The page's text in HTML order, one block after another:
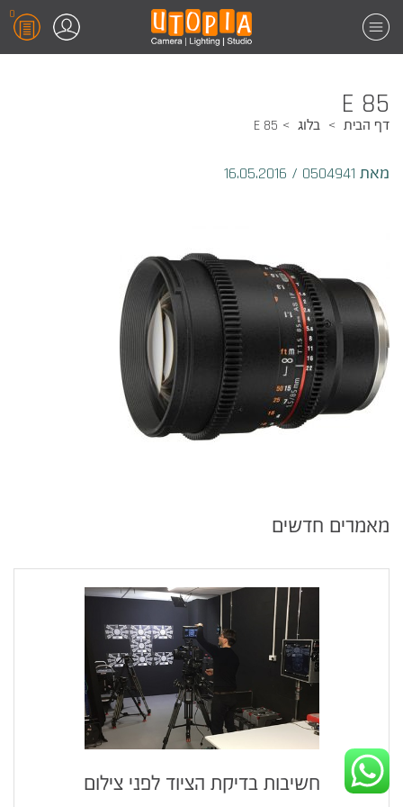
0
E 85
דף הבית בלוג E 85
מאת 0504941 /
מאמרים חדשים
חשיבות בדיקת הציוד לפני צילום